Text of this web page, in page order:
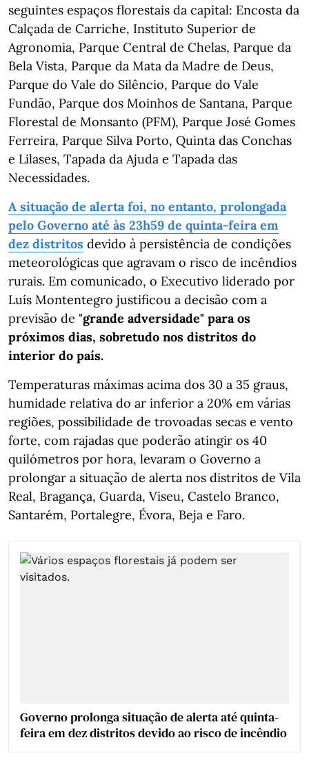
seguintes espaços florestais da capital: Encosta da
Calçada de Carriche, Instituto Superior de
Agronomia, Parque Central de Chelas, Parque da
Bela Vista, Parque da Mata da Madre de Deus,
Parque do Vale do Silêncio, Parque do Vale
Fundão, Parque dos Moinhos de Santana, Parque
Florestal de Monsanto (PFM), Parque José Gomes
Ferreira, Parque Silva Porto, Quinta das Conchas
e Lilases, Tapada da Ajuda e Tapada das
Necessidades.
A situação de alerta foi, no entanto, prolongada
pelo Governo até às 23h59 de quinta-feira em
dez distritos devido à persistência de condições
meteorológicas que agravam o risco de incêndios
rurais. Em comunicado, o Executivo liderado por
Luís Montentegro justificou a decisão com a
previsão de "grande adversidade" para os
próximos dias, sobretudo nos distritos do
interior do país.
Temperaturas máximas acima dos 30 a 35 graus,
humidade relativa do ar inferior a 20% em várias
regiões, possibilidade de trovoadas secas e vento
forte, com rajadas que poderão atingir os 40
quilómetros por hora, levaram o Governo a
prolongar a situação de alerta nos distritos de Vila
Real, Bragança, Guarda, Viseu, Castelo Branco,
Santarém, Portalegre, Évora, Beja e Faro.
Governo prolonga situação de alerta até quinta-
feira em dez distritos devido ao risco de incêndio